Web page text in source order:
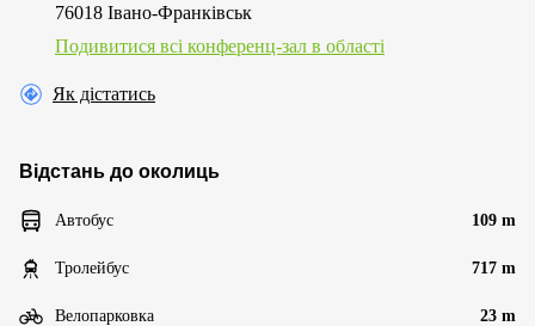
76018 Івано-Франківськ
Подивитися всі конференц-зал в області
Як дістатись
Відстань до околиць
Автобус 109 m
Тролейбус 717 m
Велопарковка 23 m